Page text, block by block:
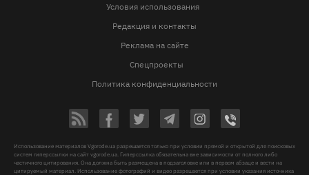
Условия использования
Редакция и контакты
Реклама на сайте
Спецпроекты
Политика конфиденциальности
Использование материалов Vgorode.ua разрешается только при условии прямой и открытой для поисковых
систем гиперссылки на сайт vgorode.ua. Гиперссылка обязательна вне зависимости от полного либо
частичного цитирования. Она должна быть размещена в подзаголовке или в первом абзаце и вести на
цитируемый материал. Использование фотографий и видео разрешается при условии указания источника